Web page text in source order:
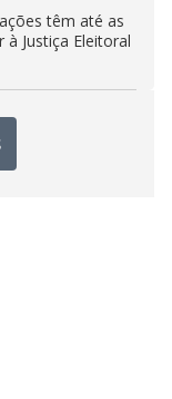
têm até as
Justiça Eleitoral